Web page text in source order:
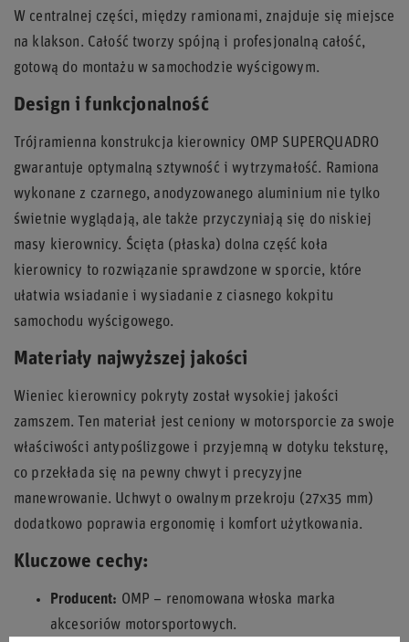
W centralnej części, między ramionami, znajduje się miejsce
na klakson. Całość tworzy spójną i profesjonalną całość,
gotową do montażu w samochodzie wyścigowym.
Design i funkcjonalność
Trójramienna konstrukcja kierownicy OMP SUPERQUADRO
gwarantuje optymalną sztywność i wytrzymałość. Ramiona
wykonane z czarnego, anodyzowanego aluminium nie tylko
świetnie wyglądają, ale także przyczyniają się do niskiej
masy kierownicy. Ścięta (płaska) dolna część koła
kierownicy to rozwiązanie sprawdzone w sporcie, które
ułatwia wsiadanie i wysiadanie z ciasnego kokpitu
samochodu wyścigowego.
Materiały najwyższej jakości
Wieniec kierownicy pokryty został wysokiej jakości
zamszem. Ten materiał jest ceniony w motorsporcie za swoje
właściwości antypoślizgowe i przyjemną w dotyku teksturę,
co przekłada się na pewny chwyt i precyzyjne
manewrowanie. Uchwyt o owalnym przekroju (27x35 mm)
dodatkowo poprawia ergonomię i komfort użytkowania.
Kluczowe cechy:
Producent: OMP – renomowana włoska marka
akcesoriów motorsportowych.